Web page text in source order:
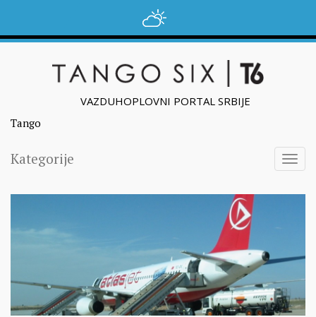
VAZDUHOPLOVNI PORTAL SRBIJE
Tango
Kategorije